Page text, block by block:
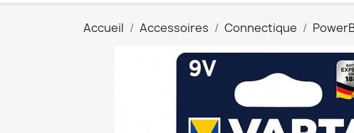
Accueil Accessoires Connectique